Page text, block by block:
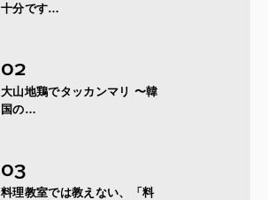
十分です…
大山地鶏でタッカンマリ 〜韓
国の…
料理教室では教えない、「料